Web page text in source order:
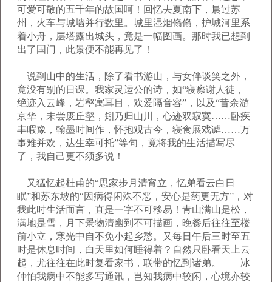
可爱可敬的五千年的故国呵！回忆去夏南下，晨过苏
州，火车与城墙并行数里。城里湿烟翛翛，护城河里系
着小舟，层塔露出城头，竟是一幅图画。那时我已想到
出了国门，此景便不能再见了！
说到山中的生活，除了看书游山，与女伴谈笑之外，
竟没有别的日课。我家灵运公的诗，如“寝瘵谢人徒，
绝迹入云峰，岩壑寓耳目，欢爱隔音容”，以及“昔余游
京华，未尝废丘壑，矧乃归山川，心迹双寂寞……卧疾
丰暇豫，翰墨时间作，怀抱观古今，寝食展戏谑……万
事难并欢，达生幸可托”等句，竟将我的生活描写尽
了，我自己更不须多说！
又猛忆起杜甫的“思家步月清宵立，忆弟看云白日
眠”和苏东坡的“因病得闲殊不恶，安心是药更无方”，对
我此时生活而言，直是一字不可移易！青山满山是松，
满地是雪，月下景物清幽到不可描画，晚餐后往往至楼
前小立，寒光中自不免小起乡愁。又每日午后三时至五
时是休息时间，白天里如何睡得着？自然只卧看天上云
起，尤往往在此时复看家书，联带的忆到诸弟。——冰
仲怕我病中不能多写通讯，岂知我病中较闲，心境亦较